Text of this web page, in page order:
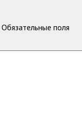
Обязательные поля